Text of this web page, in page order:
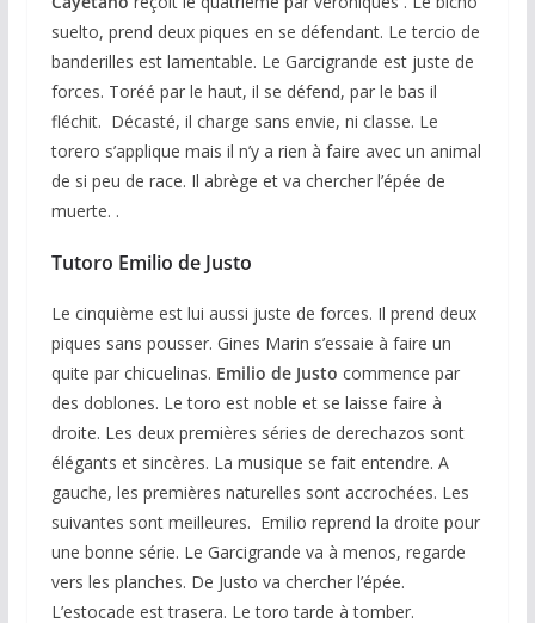
suelto, prend deux piques en se défendant. Le tercio de
banderilles est lamentable. Le Garcigrande est juste de
forces. Toréé par le haut, il se défend, par le bas il
fléchit. Décasté, il charge sans envie, ni classe. Le
torero s’applique mais il n’y a rien à faire avec un animal
de si peu de race. Il abrège et va chercher l’épée de
muerte. .
Tutoro Emilio de Justo
Le cinquième est lui aussi juste de forces. Il prend deux
piques sans pousser. Gines Marin s’essaie à faire un
quite par chicuelinas. Emilio de Justo commence par
des doblones. Le toro est noble et se laisse faire à
droite. Les deux premières séries de derechazos sont
élégants et sincères. La musique se fait entendre. A
gauche, les premières naturelles sont accrochées. Les
suivantes sont meilleures. Emilio reprend la droite pour
une bonne série. Le Garcigrande va à menos, regarde
vers les planches. De Justo va chercher l’épée.
L’estocade est trasera. Le toro tarde à tomber.